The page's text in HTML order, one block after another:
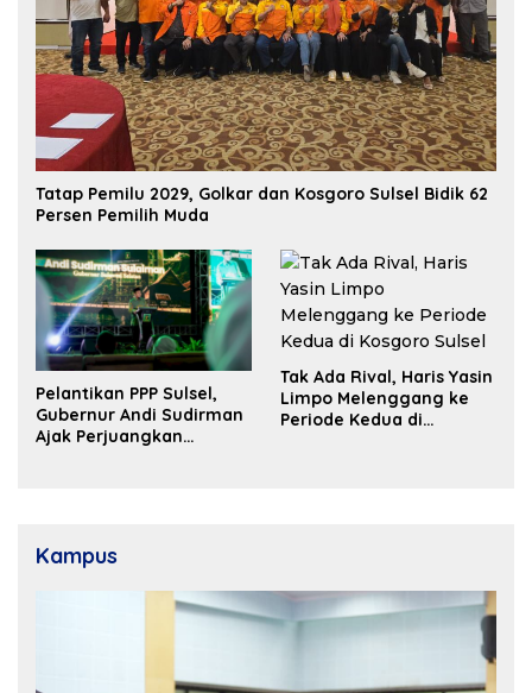
Tatap Pemilu 2029, Golkar dan Kosgoro Sulsel Bidik 62
Persen Pemilih Muda
Pelantikan PPP Sulsel,
Gubernur Andi Sudirman
Ajak Perjuangkan
Tak Ada Rival, Haris Yasin
Limpo Melenggang ke
Periode Kedua di
Kampus